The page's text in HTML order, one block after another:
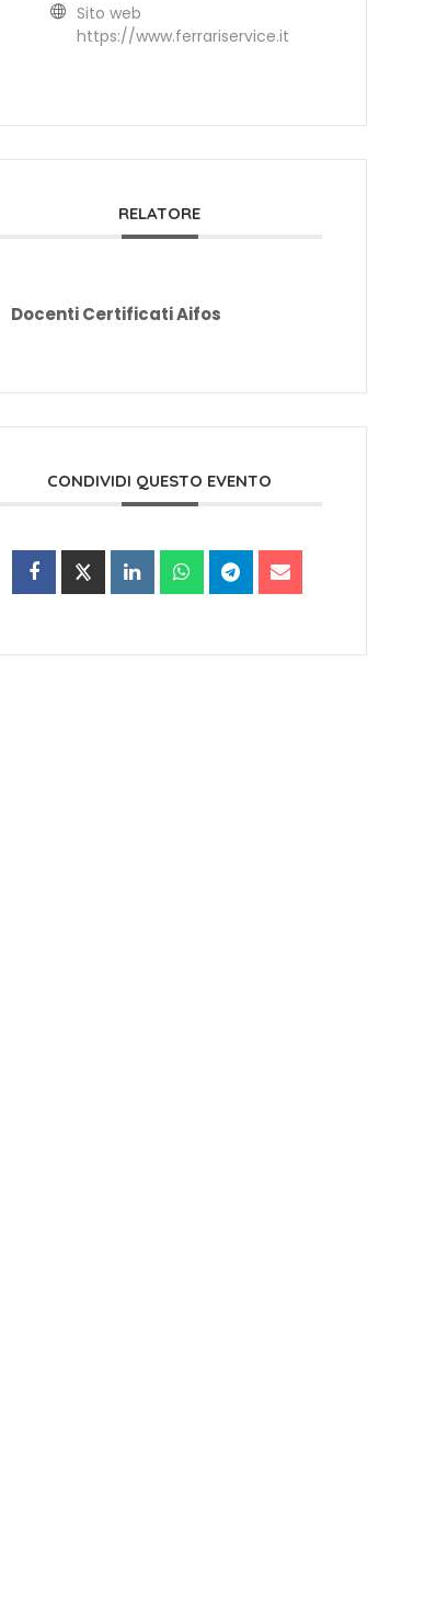
Sito web
https://www.ferrariservice.it
RELATORE
Docenti Certificati Aifos
CONDIVIDI QUESTO EVENTO